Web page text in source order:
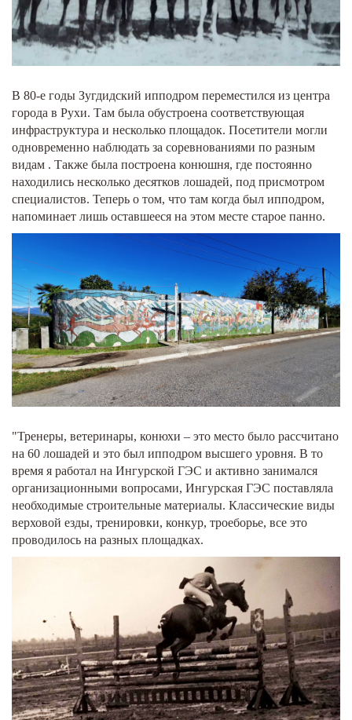
В 80-е годы Зугдидский ипподром переместился из центра
города в Рухи. Там была обустроена соответствующая
инфраструктура и несколько площадок. Посетители могли
одновременно наблюдать за соревнованиями по разным
видам . Также была построена конюшня, где постоянно
находились несколько десятков лошадей, под присмотром
специалистов. Теперь о том, что там когда был ипподром,
напоминает лишь оставшееся на этом месте старое панно.
"Тренеры, ветеринары, конюхи – это место было рассчитано
на 60 лошадей и это был ипподром высшего уровня. В то
время я работал на Ингурской ГЭС и активно занимался
организационными вопросами, Ингурская ГЭС поставляла
необходимые строительные материалы. Классические виды
верховой езды, тренировки, конкур, троеборье, все это
проводилось на разных площадках.